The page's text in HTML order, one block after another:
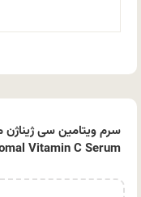
Vitamin C Serum